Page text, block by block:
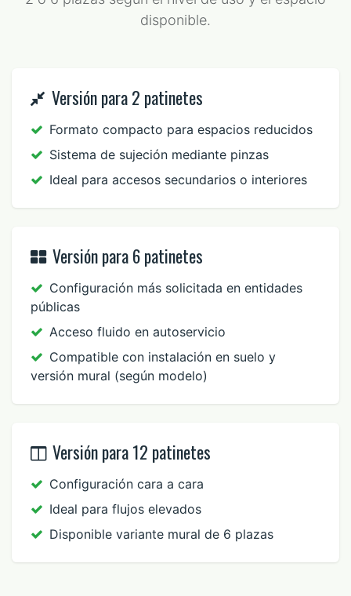
disponible.
Versión para 2 patinetes
Formato compacto para espacios reducidos
Sistema de sujeción mediante pinzas
Ideal para accesos secundarios o interiores
Versión para 6 patinetes
Configuración más solicitada en entidades
públicas
Acceso fluido en autoservicio
Compatible con instalación en suelo y
versión mural (según modelo)
Versión para 12 patinetes
Configuración cara a cara
Ideal para flujos elevados
Disponible variante mural de 6 plazas